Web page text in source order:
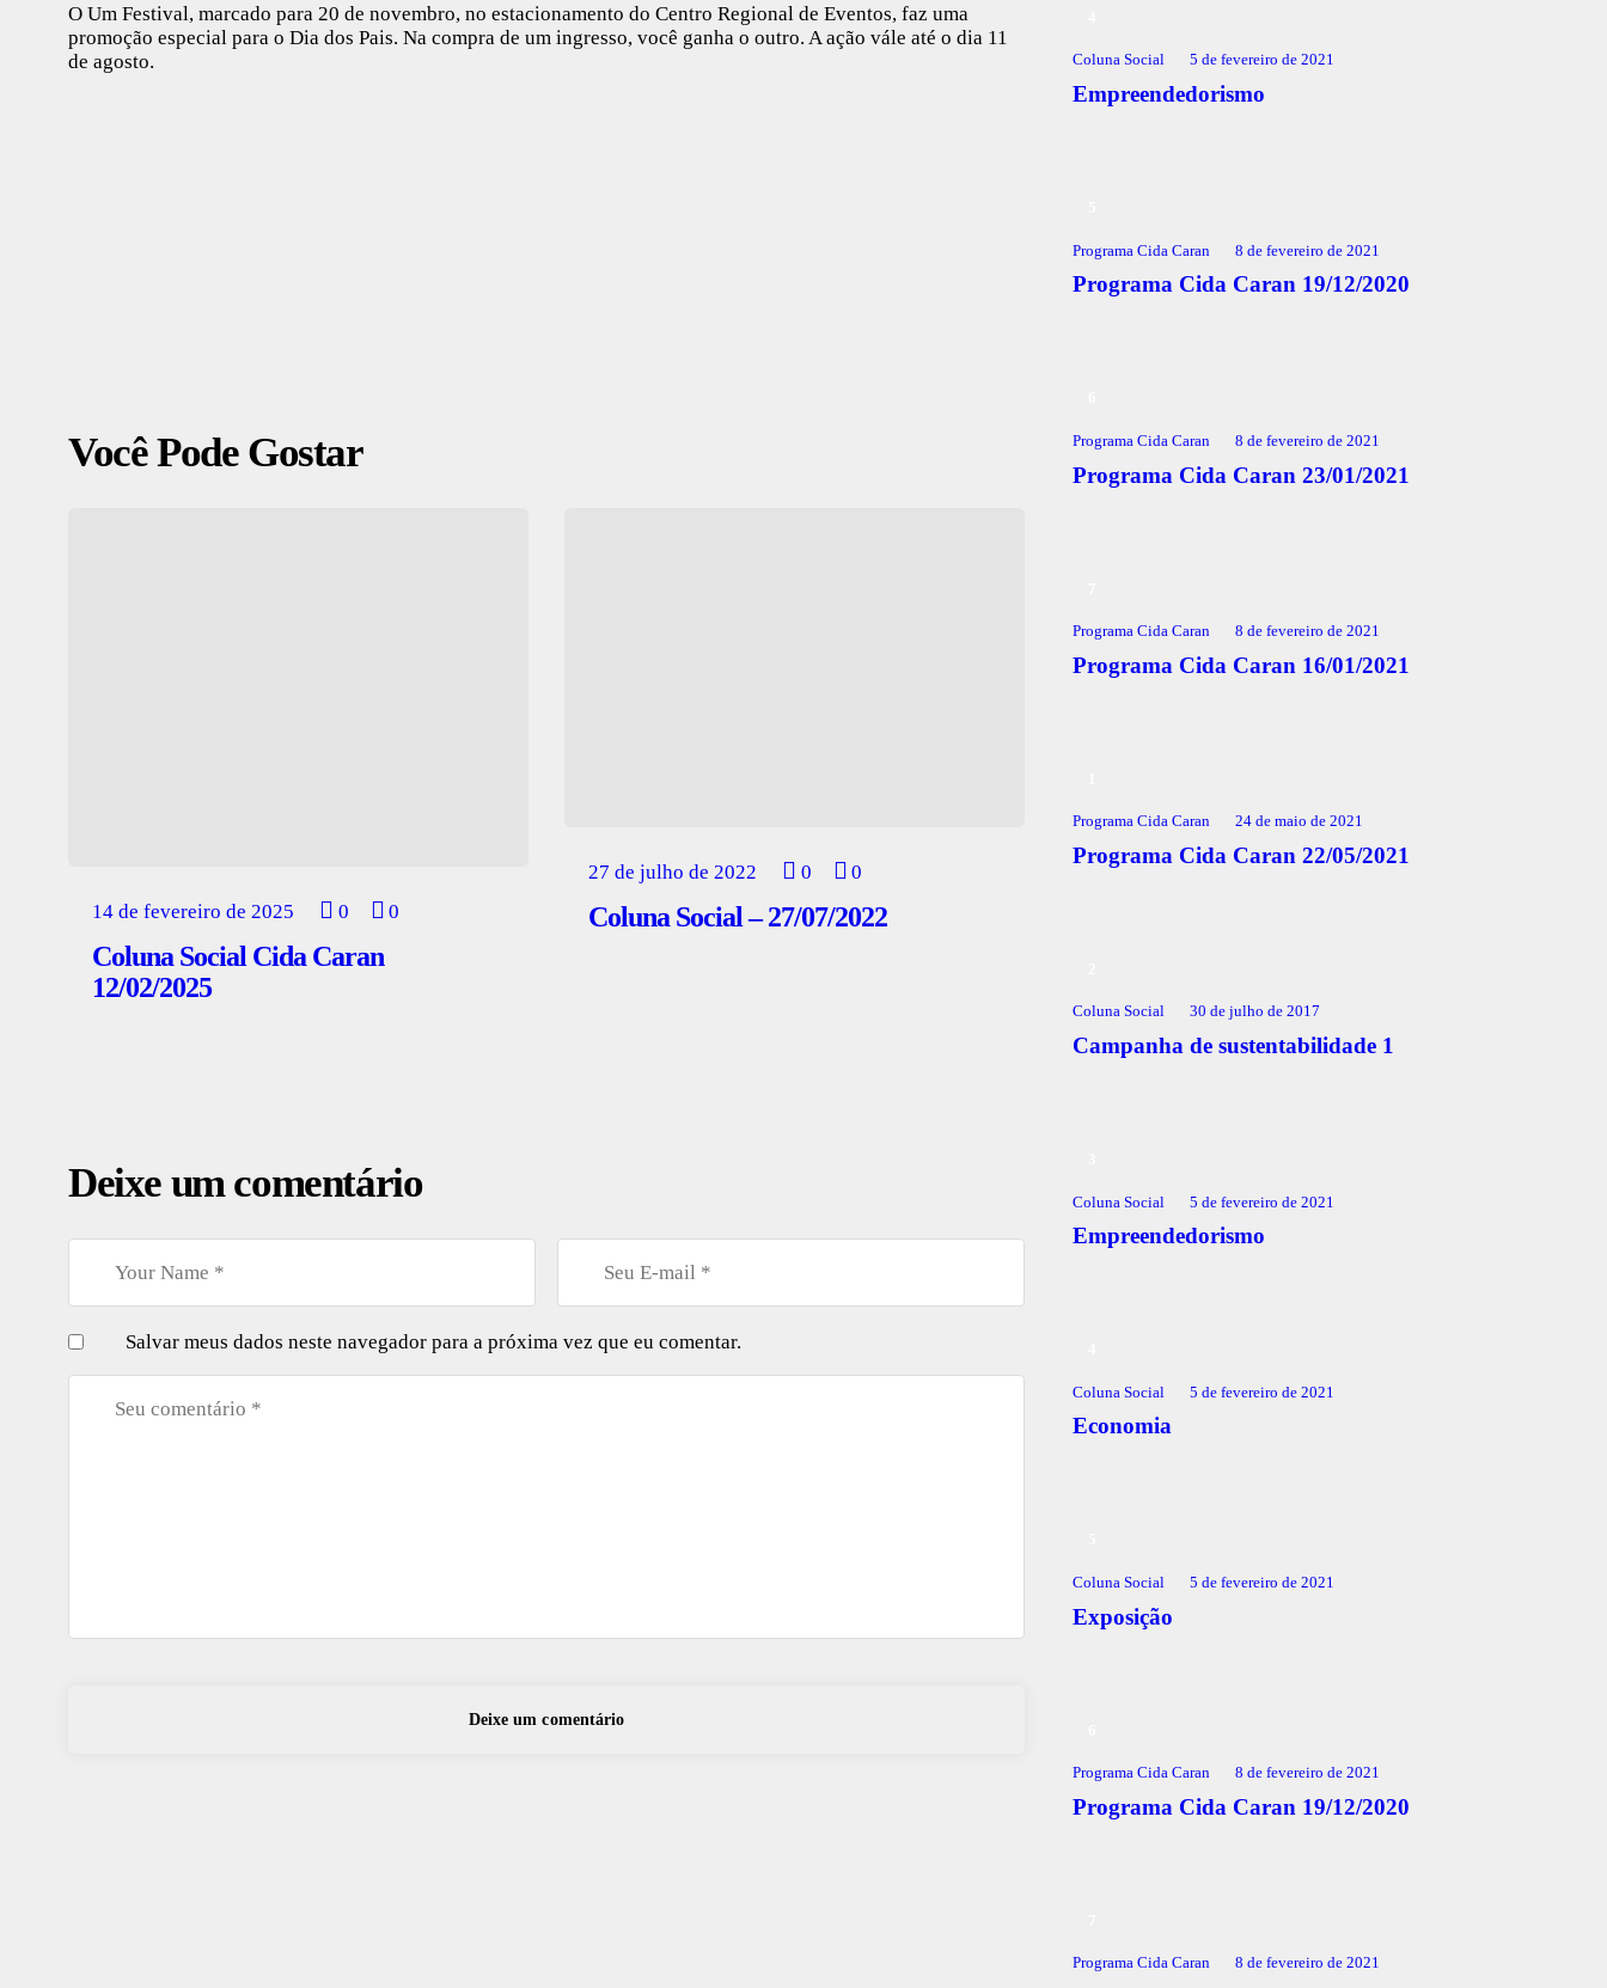
O Um Festival, marcado para 20 de novembro, no estacionamento do Centro Regional de Eventos, faz uma
promoção especial para o Dia dos Pais. Na compra de um ingresso, você ganha o outro. A ação vále até o dia 11
de agosto.
Você Pode Gostar
14 de fevereiro de 2025 0 0
Coluna Social Cida Caran
12/02/2025
27 de julho de 2022 0 0
Coluna Social – 27/07/2022
Deixe um comentário
Salvar meus dados neste navegador para a próxima vez que eu comentar.
Coluna Social 5 de fevereiro de 2021
Empreendedorismo
Programa Cida Caran 8 de fevereiro de 2021
Programa Cida Caran 19/12/2020
Programa Cida Caran 8 de fevereiro de 2021
Programa Cida Caran 23/01/2021
Programa Cida Caran 8 de fevereiro de 2021
Programa Cida Caran 16/01/2021
Programa Cida Caran 24 de maio de 2021
Programa Cida Caran 22/05/2021
Coluna Social 30 de julho de 2017
Campanha de sustentabilidade 1
Coluna Social 5 de fevereiro de 2021
Empreendedorismo
Coluna Social 5 de fevereiro de 2021
Economia
Coluna Social 5 de fevereiro de 2021
Exposição
Programa Cida Caran 8 de fevereiro de 2021
Programa Cida Caran 19/12/2020
Programa Cida Caran 8 de fevereiro de 2021